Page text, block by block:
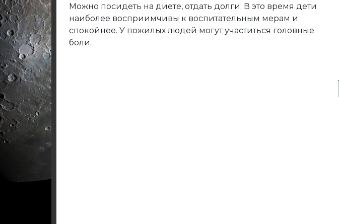
Можно посидеть на диете, отдать долги. В это время дети
наиболее восприимчивы к воспитательным мерам и
спокойнее. У пожилых людей могут участиться головные
боли.